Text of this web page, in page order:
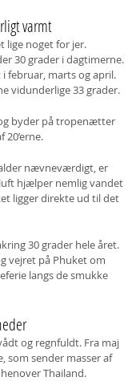
varmt
lige noget for jer.
30 grader i dagtimerne.
februar, marts og april.
vidunderlige 33 grader.
byder på tropenætter
nævneværdigt, er
hjælper nemlig vandet
ligger direkte ud til det
30 grader hele året.
vejret på Phuket om
langs de smukke
og regnfuldt. Fra maj
som sender masser af
Thailand.